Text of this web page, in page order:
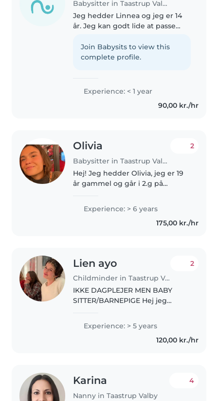
Babysitter in Taastrup Valby
Jeg hedder Linnea og jeg er 14
år. Jeg kan godt lide at passe
barnepige/babysitter. Jeg har
erfaring fra at passe min
Join Babysits to view this
complete profile.
Experience: < 1 year
90,00 kr./hr
Olivia
Babysitter in Taastrup Valby
2
Hej! Jeg hedder Olivia, jeg er 19
år gammel og går i 2.g på
omsorgsfuld og smilende. Jeg
holder meget af børn og har
Experience: > 6 years
175,00 kr./hr
Lien ayo
Childminder in Taastrup Valby
2
IKKE DAGPLEJER MEN BABY
SITTER/BARNEPIGE Hej jeg
går i gymnasiet og spiller masser
af musik. Jeg har fri 15:15 så jeg er
til rådighed alt derefter...
Experience: > 5 years
120,00 kr./hr
Karina
Nanny in Taastrup Valby
4